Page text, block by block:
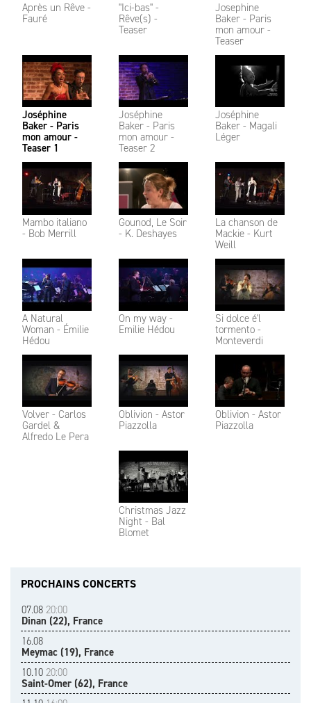
Après un Rêve -
Fauré
"Ici-bas" -
Rêve(s) -
Teaser
Josephine
Baker - Paris
mon amour -
Teaser
Joséphine
Baker - Paris
mon amour -
Teaser 1
Joséphine
Baker - Paris
mon amour -
Teaser 2
Joséphine
Baker - Magali
Léger
Mambo italiano
- Bob Merrill
Gounod, Le Soir
- K. Deshayes
La chanson de
Mackie - Kurt
Weill
A Natural
Woman - Émilie
Hédou
On my way -
Emilie Hédou
Si dolce é'l
tormento -
Monteverdi
Volver - Carlos
Gardel &
Alfredo Le Pera
Oblivion - Astor
Piazzolla
Oblivion - Astor
Piazzolla
Christmas Jazz
Night - Bal
Blomet
PROCHAINS CONCERTS
07.08 20:00
Dinan (22), France
16.08
Meymac (19), France
10.10 20:00
Saint-Omer (62), France